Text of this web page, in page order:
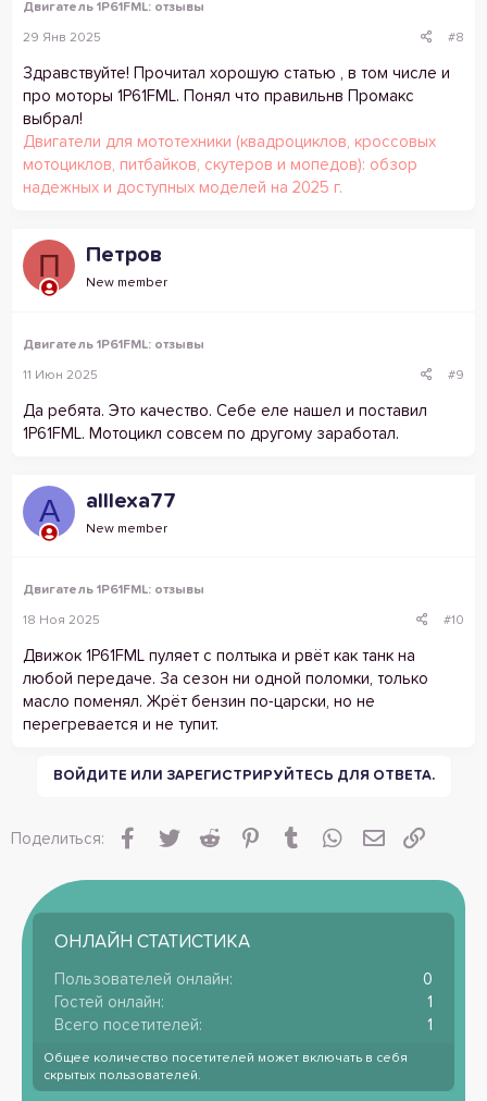
Двигатель 1P61FML: отзывы
29 Янв 2025 #8
Здравствуйте! Прочитал хорошую статью , в том числе и
про моторы 1P61FML. Понял что правильнв Промакс
выбрал!
Двигатели для мототехники (квадроциклов, кроссовых
мотоциклов, питбайков, скутеров и мопедов): обзор
надежных и доступных моделей на 2025 г.
П Петров
New member
Двигатель 1P61FML: отзывы
11 Июн 2025 #9
Да ребята. Это качество. Себе еле нашел и поставил
1P61FML. Мотоцикл совсем по другому заработал.
A alllexa77
New member
Двигатель 1P61FML: отзывы
18 Ноя 2025 #10
Движок 1P61FML пуляет с полтыка и рвёт как танк на
любой передаче. За сезон ни одной поломки, только
масло поменял. Жрёт бензин по-царски, но не
перегревается и не тупит.
ВОЙДИТЕ ИЛИ ЗАРЕГИСТРИРУЙТЕСЬ ДЛЯ ОТВЕТА.
Поделиться: Facebook
Twitter Reddit PinterestTumblr WhatsApp
ОНЛАЙН СТАТИСТИКА
Пользователей онлайн
0
Гостей онлайн
1
Всего посетителей
1
Общее количество посетителей может включать в себя
скрытых пользователей.